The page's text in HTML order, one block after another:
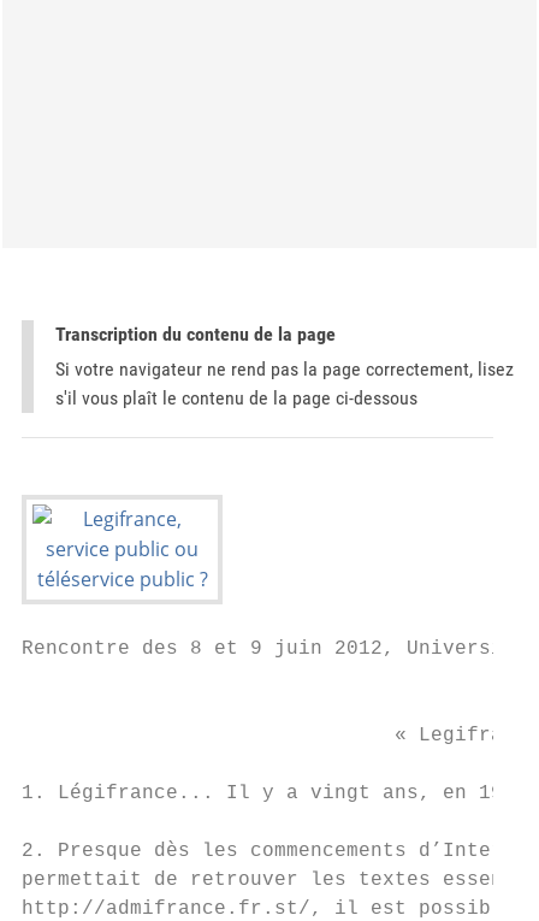
Transcription du contenu de la page
Si votre navigateur ne rend pas la page correctement, lisez
s'il vous plaît le contenu de la page ci-dessous
Rencontre des 8 et 9 juin 2012, Université
«
1. Légifrance... Il y a vingt ans, en
2. Presque dès les commencements
permettait de retrouver les textes
http://admifrance.fr.st/, il est possible de